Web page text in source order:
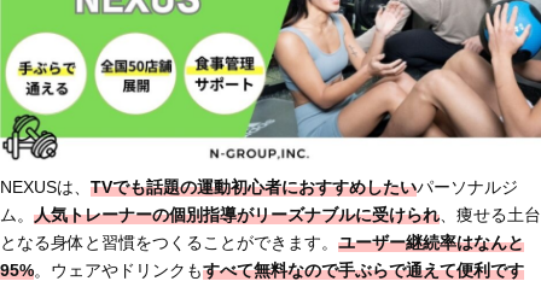
NEXUSは、 TVでも話題の運動初心者におすすめしたいパーソナルジ
ム。 人気トレーナーの個別指導がリーズナブルに受けられ 、痩せる土台
となる身体と習慣をつくることができます。 ユーザー継続率はなんと
95%。ウェアやドリンクもすべて無料なので手ぶらで通えて便利です